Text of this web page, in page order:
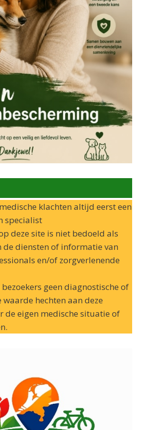
klachten altijd eerst een
specialist
deze site is niet bedoeld als
de diensten of informatie van
en/of zorgverlenende
geen diagnostische of
hechten aan deze
de eigen medische situatie of